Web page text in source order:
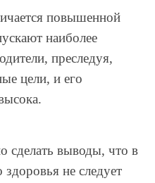
повышенной
наиболее
преследуя,
цели, и его
сделать выводы, что в
здоровья не следует